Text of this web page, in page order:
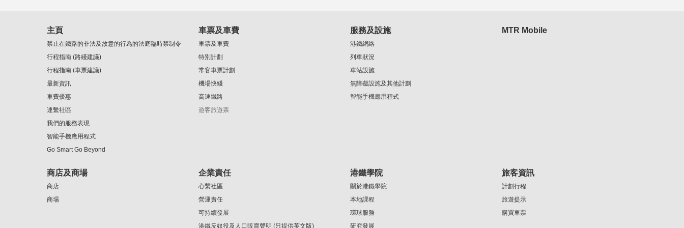
主頁
禁止在鐵路的非法及故意的行為的法庭臨時禁制令
行程指南 (路綫建議)
行程指南 (車票建議)
最新資訊
車費優惠
連繫社區
我們的服務表現
智能手機應用程式
Go Smart Go Beyond
車票及車費
車票及車費
特別計劃
常客車票計劃
機場快綫
高速鐵路
遊客旅遊票
服務及設施
港鐵網絡
列車狀況
車站設施
無障礙設施及其他計劃
智能手機應用程式
MTR Mobile
商店及商場
商店
商場
企業責任
心繫社區
營運責任
可持續發展
港鐵反奴役及人口販賣聲明 (只提供英文版)
港鐵學院
關於港鐵學院
本地課程
環球服務
研究發展
旅客資訊
計劃行程
旅遊提示
購買車票